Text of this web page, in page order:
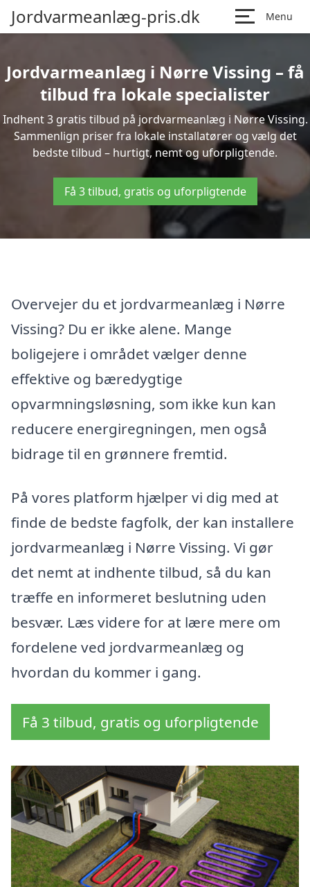
Jordvarmeanlæg-pris.dk Menu
Jordvarmeanlæg i Nørre Vissing – få
tilbud fra lokale specialister
Indhent 3 gratis tilbud på jordvarmeanlæg i Nørre Vissing.
Sammenlign priser fra lokale installatører og vælg det
bedste tilbud – hurtigt, nemt og uforpligtende.
Få 3 tilbud, gratis og uforpligtende
Overvejer du et jordvarmeanlæg i Nørre
Vissing? Du er ikke alene. Mange
boligejere i området vælger denne
effektive og bæredygtige
opvarmningsløsning, som ikke kun kan
reducere energiregningen, men også
bidrage til en grønnere fremtid.
På vores platform hjælper vi dig med at
finde de bedste fagfolk, der kan installere
jordvarmeanlæg i Nørre Vissing. Vi gør
det nemt at indhente tilbud, så du kan
træffe en informeret beslutning uden
besvær. Læs videre for at lære mere om
fordelene ved jordvarmeanlæg og
hvordan du kommer i gang.
Få 3 tilbud, gratis og uforpligtende